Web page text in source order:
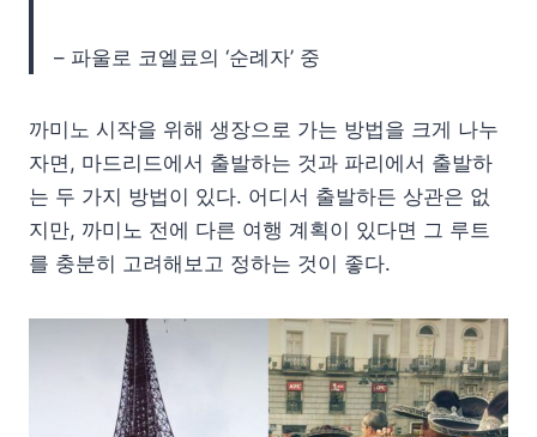
– 파울로 코엘료의 ‘순례자’ 중
까미노 시작을 위해 생장으로 가는 방법을 크게 나누
자면, 마드리드에서 출발하는 것과 파리에서 출발하
는 두 가지 방법이 있다. 어디서 출발하든 상관은 없
지만, 까미노 전에 다른 여행 계획이 있다면 그 루트
를 충분히 고려해보고 정하는 것이 좋다.